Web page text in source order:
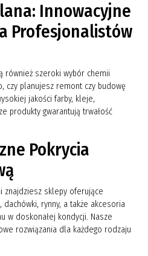
Innowacyjne
Profesjonalistów
również szeroki wybór chemii
czy planujesz remont czy budowę
jakości farby, kleje,
produkty gwarantują trwałość
Pokrycia
znajdziesz sklepy oferujące
rynny, a także akcesoria
w doskonałej kondycji. Nasze
rozwiązania dla każdego rodzaju